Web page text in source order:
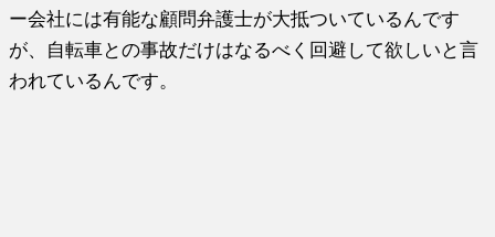
ー会社には有能な顧問弁護士が大抵ついているんです
が、自転車との事故だけはなるべく回避して欲しいと言
われているんです。